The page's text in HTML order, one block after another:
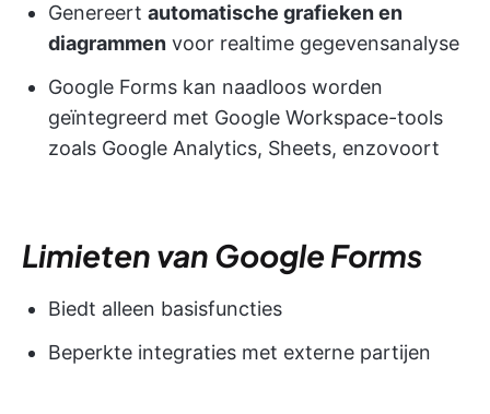
Genereert automatische grafieken en
diagrammen voor realtime gegevensanalyse
Google Forms kan naadloos worden
geïntegreerd met Google Workspace-tools
zoals Google Analytics, Sheets, enzovoort
Limieten van Google Forms
Biedt alleen basisfuncties
Beperkte integraties met externe partijen